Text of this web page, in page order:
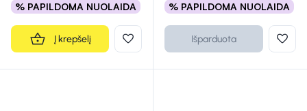
% PAPILDOMA NUOLAIDA
Į krepšelį
% PAPILDOMA NUOLAIDA
Išparduota